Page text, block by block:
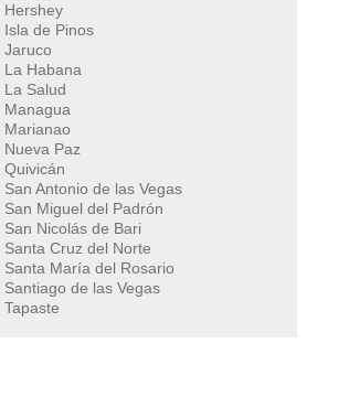
Hershey
Isla de Pinos
Jaruco
La Habana
La Salud
Managua
Marianao
Nueva Paz
Quivicán
San Antonio de las Vegas
San Miguel del Padrón
San Nicolás de Bari
Santa Cruz del Norte
Santa María del Rosario
Santiago de las Vegas
Tapaste